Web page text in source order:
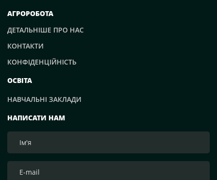
НАПИСАТИ НАМ
АГРОРОБОТА
ДЕТАЛЬНІШЕ ПРО НАС
КОНТАКТИ
КОНФІДЕНЦІЙНІСТЬ
ОСВІТА
НАВЧАЛЬНІ ЗАКЛАДИ